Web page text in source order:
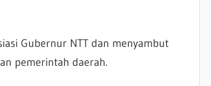
Gubernur NTT dan menyambut
pemerintah daerah.